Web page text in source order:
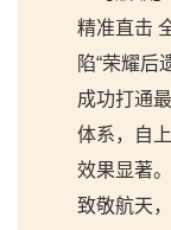
精准直击
陷“荣耀后
成功打通
体系，自
效果显著
致敬航天